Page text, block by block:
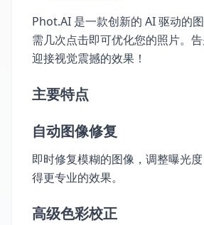
Phot.AI 是一款创新的 AI 驱动的
需几次点击即可优化您的照片。告
迎接视觉震撼的效果！
主要特点
自动图像修复
即时修复模糊的图像，调整曝光
得更专业的效果。
高级色彩校正